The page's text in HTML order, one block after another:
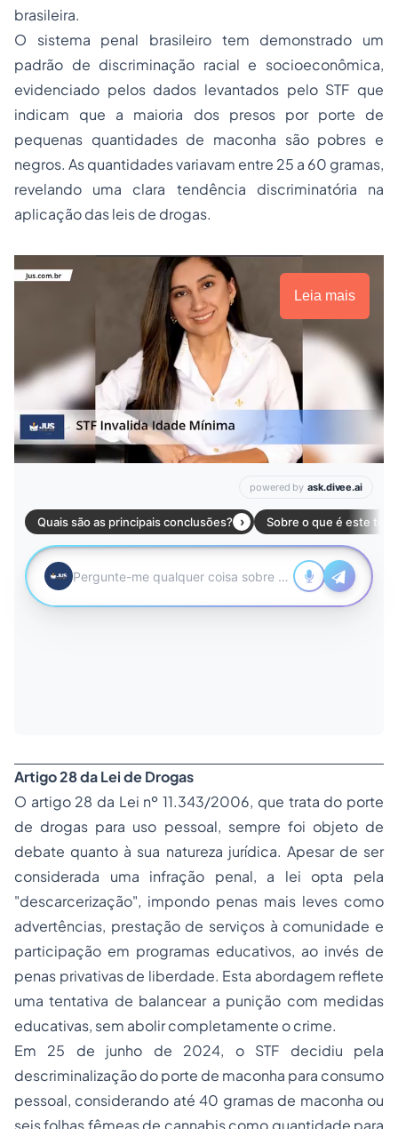
brasileira.
O sistema penal brasileiro tem demonstrado um
padrão de discriminação racial e socioeconômica,
evidenciado pelos dados levantados pelo STF que
indicam que a maioria dos presos por porte de
pequenas quantidades de maconha são pobres e
negros. As quantidades variavam entre 25 a 60 gramas,
revelando uma clara tendência discriminatória na
aplicação das leis de drogas.
Leia mais
Artigo 28 da Lei de Drogas
O artigo 28 da Lei nº 11.343/2006, que trata do porte
de drogas para uso pessoal, sempre foi objeto de
debate quanto à sua natureza jurídica. Apesar de ser
considerada uma infração penal, a lei opta pela
"descarcerização", impondo penas mais leves como
advertências, prestação de serviços à comunidade e
participação em programas educativos, ao invés de
penas privativas de liberdade. Esta abordagem reflete
uma tentativa de balancear a punição com medidas
educativas, sem abolir completamente o crime.
Em 25 de junho de 2024, o STF decidiu pela
descriminalização do porte de maconha para consumo
pessoal, considerando até 40 gramas de maconha ou
seis folhas fêmeas de cannabis como quantidade para